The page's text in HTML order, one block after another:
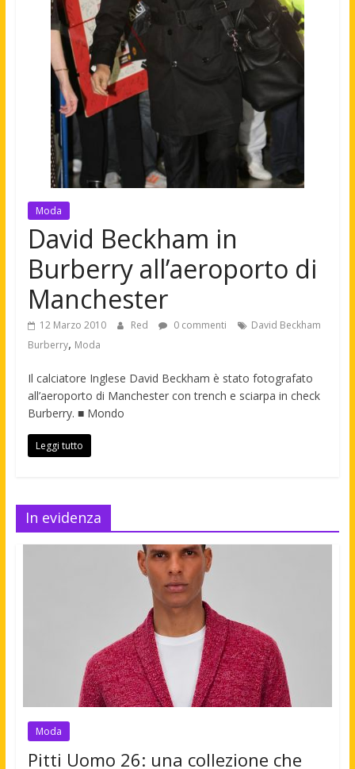
Moda
David Beckham in
Burberry all’aeroporto di
Manchester
12 Marzo 2010 Red 0 commenti
David Beckham
Burberry, Moda
Il calciatore Inglese David Beckham è stato fotografato
all’aeroporto di Manchester con trench e sciarpa in check
Burberry. ■ Mondo
Leggi tutto
In evidenza
Moda
Pitti Uomo 26: una collezione che